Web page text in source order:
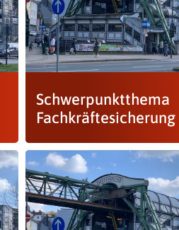
Schwerpunktthema
Fachkräftesicherung